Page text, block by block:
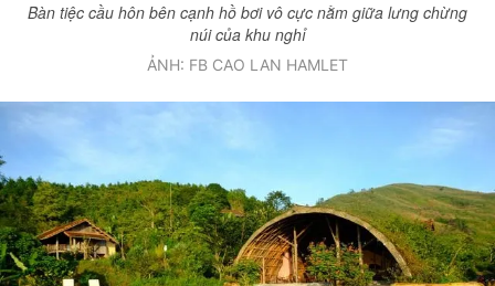
Bàn tiệc cầu hôn bên cạnh hồ bơi vô cực nằm giữa lưng chừng
núi của khu nghỉ
ẢNH: FB CAO LAN HAMLET